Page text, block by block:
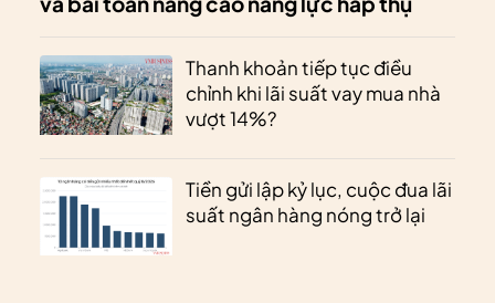
Thanh khoản tiếp tục điều
chỉnh khi lãi suất vay mua nhà
vượt 14%?
Tiền gửi lập kỷ lục, cuộc đua lãi
suất ngân hàng nóng trở lại